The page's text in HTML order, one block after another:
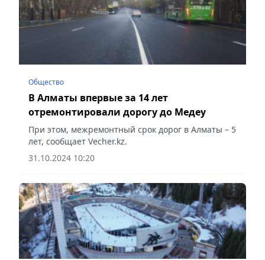
Общество
В Алматы впервые за 14 лет
отремонтировали дорогу до Медеу
При этом, межремонтный срок дорог в Алматы – 5
лет, сообщает Vecher.kz.
31.10.2024 10:20